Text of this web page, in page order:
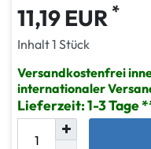
11,19 EUR *
Inhalt1 Stück
Versandkostenfrei
internationaler
Lieferzeit: 1-3 Tage